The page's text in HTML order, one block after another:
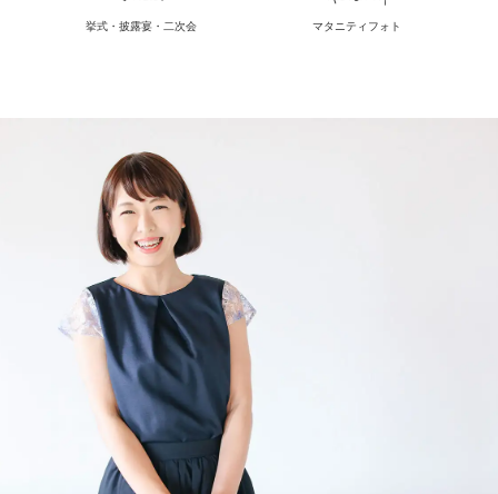
挙式・披露宴・二次会 マタニティフォト